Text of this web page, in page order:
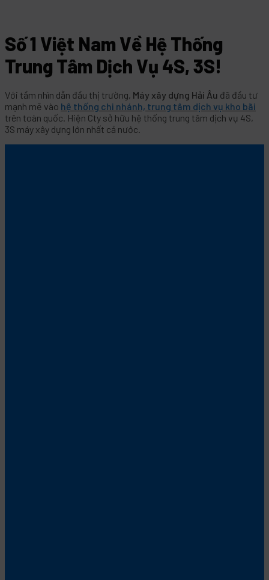
Số 1 Việt Nam Về Hệ Thống
Trung Tâm Dịch Vụ 4S, 3S!
Với tầm nhìn dẫn đầu thị trường, Máy xây dựng Hải Âu đã đầu tư
mạnh mẽ vào hệ thống chi nhánh, trung tâm dịch vụ kho bãi
trên toàn quốc. Hiện Cty sở hữu hệ thống trung tâm dịch vụ 4S,
3S máy xây dựng lớn nhất cả nước.